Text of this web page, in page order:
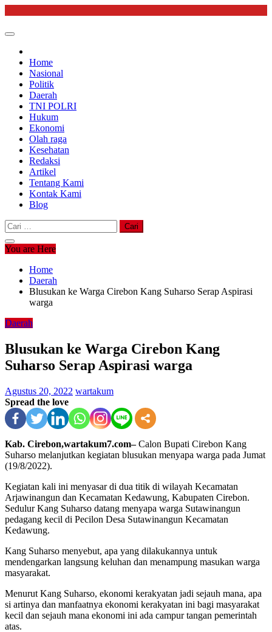
content
Home
Nasional
Politik
Daerah
TNI POLRI
Hukum
Ekonomi
Olah raga
Kesehatan
Redaksi
Artikel
Tentang Kami
Kontak Kami
Blog
Cari
untuk:
You are Here
Home
Daerah
Blusukan ke Warga Cirebon Kang Suharso Serap Aspirasi
warga
Daerah
Blusukan ke Warga Cirebon Kang
Suharso Serap Aspirasi warga
Agustus 20, 2022 wartakum
Spread the love
Kab. Cirebon,wartakum7.com–Calon Bupati Cirebon Kang
Suharso melanjutkan kegiatan blusukan menyapa warga pada Jumat
(19/8/2022).
Kegiatan kali ini menyasar di dua titik di wilayah Kecamatan
Arjawinangun dan Kecamatan Kedawung, Kabupaten Cirebon.
Sedulur Kang Suharso datang menyapa warga Sutawinangun
pedagang kecil di Pecilon Desa Sutawinangun Kecamatan
Kedawung.
Kang Suharso menyebut, apa yang dilakukannya untuk
mendengarkan langsung keluhan dan menampung masukan warga
masyarakat.
Menurut Kang Suharso, ekonomi kerakyatan jadi sejauh mana, apa
si artinya dan manfaatnya ekonomi kerakyatan ini bagi masyarakat
kecil dan sejauh mana ekonomi ini ada campur tangan pemerintah
atas.